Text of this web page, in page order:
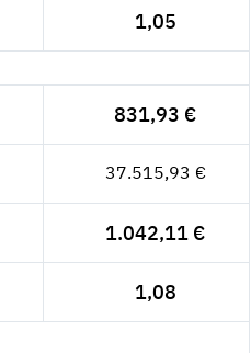
1,05
831,93 €
37.515,93 €
1.042,11 €
1,08